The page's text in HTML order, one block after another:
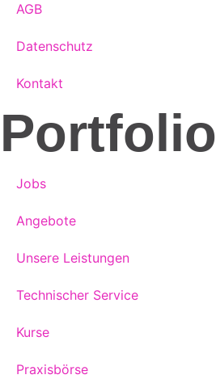
AGB
Datenschutz
Kontakt
Portfolio
Jobs
Angebote
Unsere Leistungen
Technischer Service
Kurse
Praxisbörse